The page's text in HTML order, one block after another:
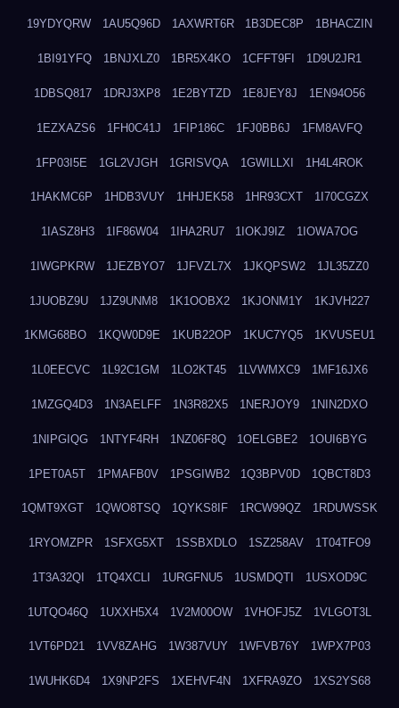
19YDYQRW 1AU5Q96D 1AXWRT6R 1B3DEC8P 1BHACZIN
1BI91YFQ 1BNJXLZ0 1BR5X4KO 1CFFT9FI 1D9U2JR1
1DBSQ817 1DRJ3XP8 1E2BYTZD 1E8JEY8J 1EN94O56
1EZXAZS6 1FH0C41J 1FIP186C 1FJ0BB6J 1FM8AVFQ
1FP03I5E 1GL2VJGH 1GRISVQA 1GWILLXI 1H4L4ROK
1HAKMC6P 1HDB3VUY 1HHJEK58 1HR93CXT 1I70CGZX
1IASZ8H3 1IF86W04 1IHA2RU7 1IOKJ9IZ 1IOWA7OG
1IWGPKRW 1JEZBYO7 1JFVZL7X 1JKQPSW2 1JL35ZZ0
1JUOBZ9U 1JZ9UNM8 1K1OOBX2 1KJONM1Y 1KJVH227
1KMG68BO 1KQW0D9E 1KUB22OP 1KUC7YQ5 1KVUSEU1
1L0EECVC 1L92C1GM 1LO2KT45 1LVWMXC9 1MF16JX6
1MZGQ4D3 1N3AELFF 1N3R82X5 1NERJOY9 1NIN2DXO
1NIPGIQG 1NTYF4RH 1NZ06F8Q 1OELGBE2 1OUI6BYG
1PET0A5T 1PMAFB0V 1PSGIWB2 1Q3BPV0D 1QBCT8D3
1QMT9XGT 1QWO8TSQ 1QYKS8IF 1RCW99QZ 1RDUWSSK
1RYOMZPR 1SFXG5XT 1SSBXDLO 1SZ258AV 1T04TFO9
1T3A32QI 1TQ4XCLI 1URGFNU5 1USMDQTI 1USXOD9C
1UTQO46Q 1UXXH5X4 1V2M00OW 1VHOFJ5Z 1VLGOT3L
1VT6PD21 1VV8ZAHG 1W387VUY 1WFVB76Y 1WPX7P03
1WUHK6D4 1X9NP2FS 1XEHVF4N 1XFRA9ZO 1XS2YS68